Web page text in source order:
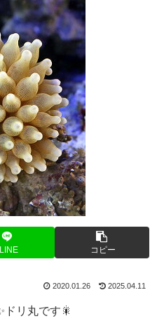
LINE コピー
2020.01.26 2025.04.11
ドリ丸です🎇